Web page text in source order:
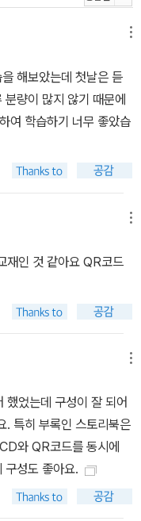
해보았는데 첫날은 듣
량이 많지 않기 때문에
여 학습하기 너무 좋았습
재인 것 같아요 QR코드
했었는데 구성이 잘 되어
. 특히 부록인 스토리북은
와 QR코드를 동시에
구성도 좋아요.